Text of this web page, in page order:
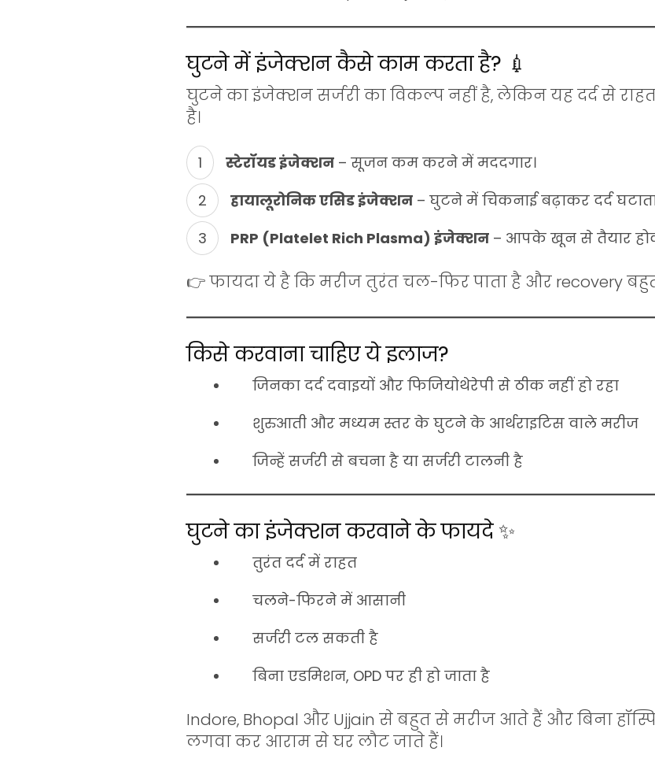
घुटने में इंजेक्शन कैसे काम करता है? 💉
घुटने का इंजेक्शन सर्जरी का विकल्प नहीं है, लेकिन यह दर्द से
है।
स्टेरॉयड इंजेक्शन – सूजन कम करने में मददगार।
हायालूरोनिक एसिड इंजेक्शन – घुटने में चिकनाई बढ़ाकर दर्द
PRP (Platelet Rich Plasma) इंजेक्शन – आपके खून से तैयार
👉 फायदा ये है कि मरीज तुरंत चल-फिर पाता है और recovery बहुत
किसे करवाना चाहिए ये इलाज?
जिनका दर्द दवाइयों और फिजियोथेरेपी से ठीक नहीं हो रहा
शुरुआती और मध्यम स्तर के घुटने के आर्थराइटिस वाले मरीज
जिन्हें सर्जरी से बचना है या सर्जरी टालनी है
घुटने का इंजेक्शन करवाने के फायदे ✨
तुरंत दर्द में राहत
चलने-फिरने में आसानी
सर्जरी टल सकती है
बिना एडमिशन, OPD पर ही हो जाता है
Indore, Bhopal और Ujjain से बहुत से मरीज आते हैं और बिना
लगवा कर आराम से घर लौट जाते हैं।